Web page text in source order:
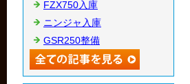
FZX750入庫
ニンジャ入庫
GSR250整備